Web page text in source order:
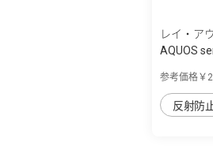
レイ・ア
AQUOS
参考価格￥
反射防